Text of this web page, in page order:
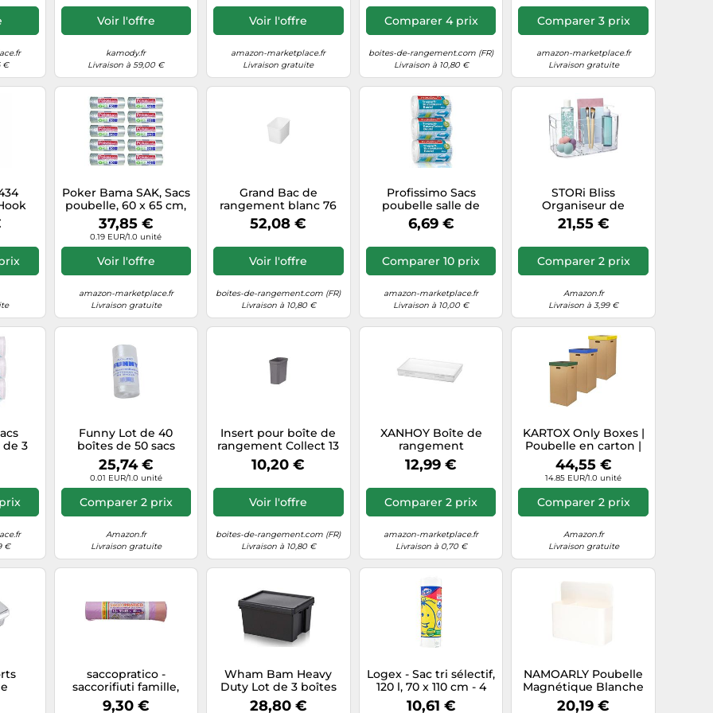
€
Voir l'offre
kamody.fr
Livraison à 59,00 €
galvanisé RAL7016
anthracite, dos ouvert,
résistant aux
intempéries, pieds
Voir l'offre
amazon-marketplace.fr
Livraison gratuite
Comparer 4 prix
boites-de-rangement.com (FR)
Livraison à 10,80 €
Comparer 3 prix
amazon-marketplace.fr
Livraison gratuite
x
Poker Bama SAK, Sacs
poubelle, 60 x 65 cm,
10 boîtes de 20 sacs
37,85 €
0.19 EUR/1.0 unité
Voir l'offre
amazon-marketplace.fr
Livraison gratuite
Grand Bac de
rangement blanc 76
litres Collect
52,08 €
Voir l'offre
boites-de-rangement.com (FR)
Livraison à 10,80 €
Profissimo Sacs
poubelle salle de
bains – Lot 3 boîtes
×255, 5 l, poignée,
polyéthylène recyclé
6,69 €
Comparer 10 prix
amazon-marketplace.fr
Livraison à 10,00 €
STORi Bliss
Organiseur de
cosmétiques en
plastique à 5
compartiments |
Transparent | Poubelle
de maquillage
et panier de
rangement avec
poignées passe-
partout | Coins
arrondis |
21,55 €
Comparer 2 prix
Amazon.fr
Livraison à 3,99 €
de 3
L
€
Funny Lot de 40
boîtes de 50 sacs
poubelle en PEHD
pour salle de bain
Transparent 310 x 370
mm
25,74 €
0.01 EUR/1.0 unité
Comparer 2 prix
Amazon.fr
Livraison gratuite
Insert pour boîte de
rangement Collect 13
litres
10,20 €
Voir l'offre
boites-de-rangement.com (FR)
Livraison à 10,80 €
XANHOY Boîte de
rangement
transparente pour
pinceaux de peinture,
outils de dessin,
poubelle robuste de
papeterie, étui de
finition
12,99 €
Comparer 2 prix
amazon-marketplace.fr
Livraison à 0,70 €
KARTOX Only Boxes |
Poubelle en carton |
Poubelle avec
couvercle |
Dimensions 34,2 x 34,2
x 68 cm | Lot de 3
pièces | Couleurs vert,
44,55 €
14.85 EUR/1.0 unité
Comparer 2 prix
Amazon.fr
Livraison gratuite
saccopratico -
saccorifiuti famille,
avec les poignées, 55
9,30 €
Wham Bam Heavy
Duty Lot de 3 boîtes
de recyclage avec
28,80 €
Logex - Sac tri sélectif,
120 l, 70 x 110 cm - 4
boîtes de 10 sacs [40
10,61 €
NAMOARLY Poubelle
Magnétique Blanche
2 Pièces pour
20,19 €